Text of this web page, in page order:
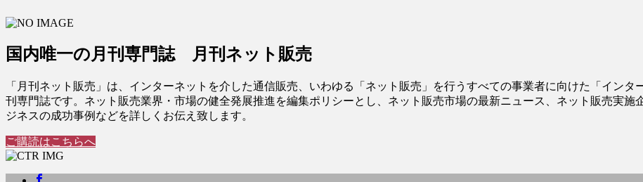
国内唯一の月刊専門誌 月刊ネット販売
「月刊ネット販売」は、インターネットを介した通信販売、いわゆる「ネット販売」を行うすべての事業者に向けた「イン
刊専門誌です。ネット販売業界・市場の健全発展推進を編集ポリシーとし、ネット販売市場の最新ニュース、ネット販売実
ジネスの成功事例などを詳しくお伝え致します。
ご購読はこちらへ